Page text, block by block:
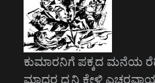
ಕುಮಾರನಿಗೆ ಪಕ್ಕದ ಮನೆಯ
ಮಾದರ ಧ್ವನಿ ಕೇಳಿ